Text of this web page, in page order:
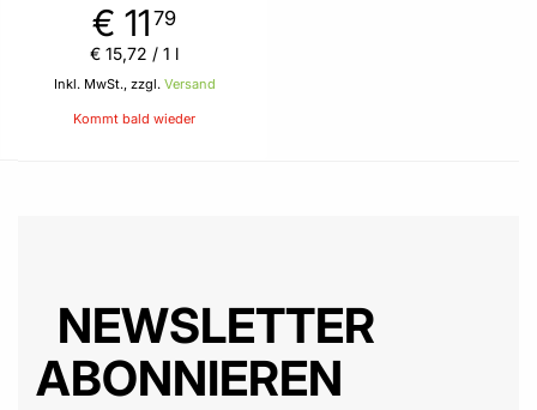
€ 11 79
Inkl. MwSt., zzgl. Versand
€ 15,72 / 1 l
Kommt bald wieder
NEWSLETTER
ABONNIEREN